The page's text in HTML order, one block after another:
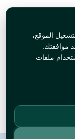
الموقع،
موافقتك.
ملفات
ترجمة منها.
هي الهولندية أو
هي لسهولة